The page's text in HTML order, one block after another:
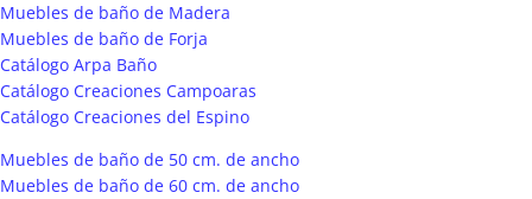
Muebles de baño de Madera
Muebles de baño de Forja
Catálogo Arpa Baño
Catálogo Creaciones Campoaras
Catálogo Creaciones del Espino
Muebles de baño de 50 cm. de ancho
Muebles de baño de 60 cm. de ancho